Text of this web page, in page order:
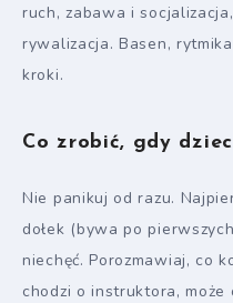
ruch, zabawa i
rywalizacja. Basen,
kroki.
Co zrobić, gdy
Nie panikuj od razu.
dołek (bywa po
niechęć. Porozmawiaj, co
chodzi o instruktora, może